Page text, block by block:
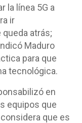
la línea 5G a
ir
atrás;
Maduro
para que
tecnológica.
en
equipos que
que es